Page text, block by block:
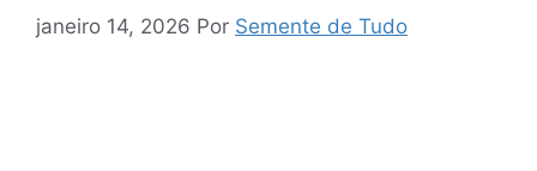
janeiro 14, 2026 Por Semente de Tudo